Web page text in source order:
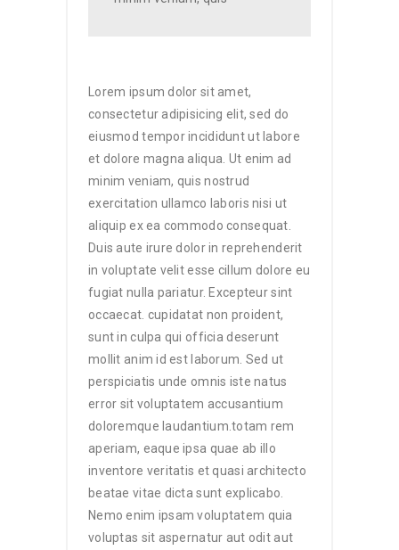
Lorem ipsum dolor sit amet,
consectetur adipisicing elit, sed do
eiusmod tempor incididunt ut labore
et dolore magna aliqua. Ut enim ad
minim veniam, quis nostrud
exercitation ullamco laboris nisi ut
aliquip ex ea commodo consequat.
Duis aute irure dolor in reprehenderit
in voluptate velit esse cillum dolore eu
fugiat nulla pariatur. Excepteur sint
occaecat. cupidatat non proident,
sunt in culpa qui officia deserunt
mollit anim id est laborum. Sed ut
perspiciatis unde omnis iste natus
error sit voluptatem accusantium
doloremque laudantium.totam rem
aperiam, eaque ipsa quae ab illo
inventore veritatis et quasi architecto
beatae vitae dicta sunt explicabo.
Nemo enim ipsam voluptatem quia
voluptas sit aspernatur aut odit aut